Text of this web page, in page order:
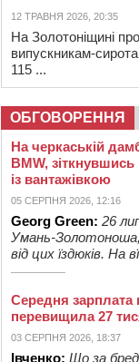
12 ТРАВНЯ 2026, 20:35
На Золотоніщині
випускникам-
115 ...
ОБГОВОРЕННЯ
На черкаській
BMW, зіткнувшись
із вантажівкою
05 СЕРПНЯ 2026, 12:16
Georg Green: 26
Умань-
від цих їздюків. На
Середня зарплата
перевищила 27
03 СЕРПНЯ 2026, 18:37
Івченко: Що за